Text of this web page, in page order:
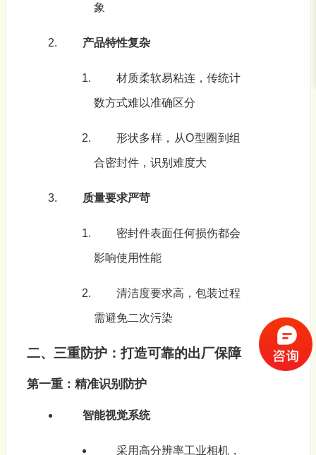
象
产品特性复杂
材质柔软易粘连，传统计
数方式难以准确区分
形状多样，从O型圈到组
合密封件，识别难度大
质量要求严苛
密封件表面任何损伤都会
影响使用性能
清洁度要求高，包装过程
需避免二次污染
二、三重防护：打造可靠的出厂保障
第一重：精准识别防护
智能视觉系统
采用高分辨率工业相机，